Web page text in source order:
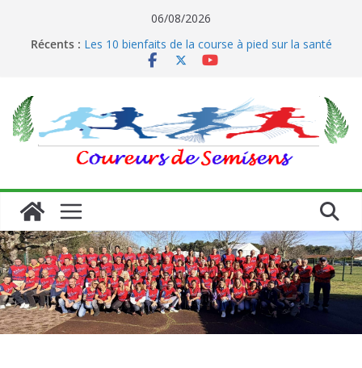
06/08/2026
Récents : Les 10 bienfaits de la course à pied sur la santé